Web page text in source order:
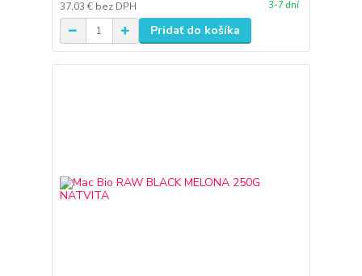
37,03 € bez DPH 3-7 dní
Pridať do košíka